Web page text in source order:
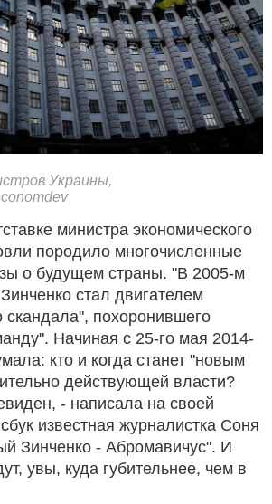
Украины,
министра экономического
породило многочисленные
о будущем страны. "В 2005-м
стал двигателем
скандала", похоронившего
Начиная с 25-го мая 2014-
кто и когда станет "новым
действующей власти?
- написала на своей
известная журналистка Соня
Зинченко - Абромавичус". И
увы, куда губительнее, чем в